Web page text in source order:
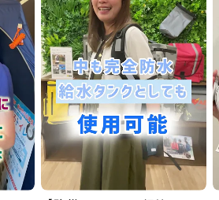
能を設けました。
ると、商品のランプが一斉点滅。点滅
う一度ボタンを押し続けるとブレー
上の地震を感知した場合でも、指定し
を押すことで通電遮断をキャンセル
作確認は、電化製品の故障防止のた
のコンセントを抜き、照明などでお
しています。